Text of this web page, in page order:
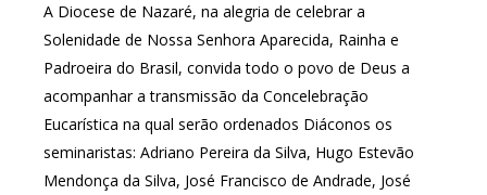
A Diocese de Nazaré, na alegria de celebrar a
Solenidade de Nossa Senhora Aparecida, Rainha e
Padroeira do Brasil, convida todo o povo de Deus a
acompanhar a transmissão da Concelebração
Eucarística na qual serão ordenados Diáconos os
seminaristas: Adriano Pereira da Silva, Hugo Estevão
Mendonça da Silva, José Francisco de Andrade, José